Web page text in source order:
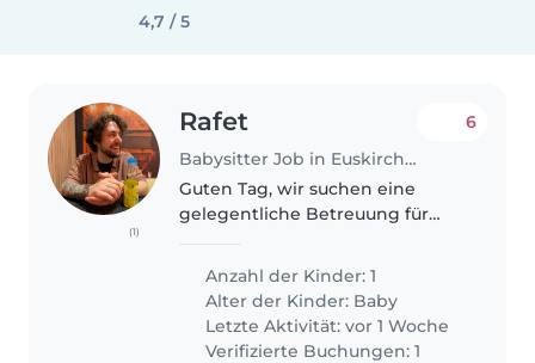
4,7 / 5
(1)
Rafet
Babysitter Job in Euskirchen
6
Guten Tag, wir suchen eine
gelegentliche Betreuung für
Monate alt ist. An manchen
Tagen unter der Woche (nicht
regelmäßig jede Woche) müsste
er von der..
Anzahl der Kinder: 1
Alter der Kinder: Baby
Letzte Aktivität: vor 1 Woche
Verifizierte Buchungen: 1